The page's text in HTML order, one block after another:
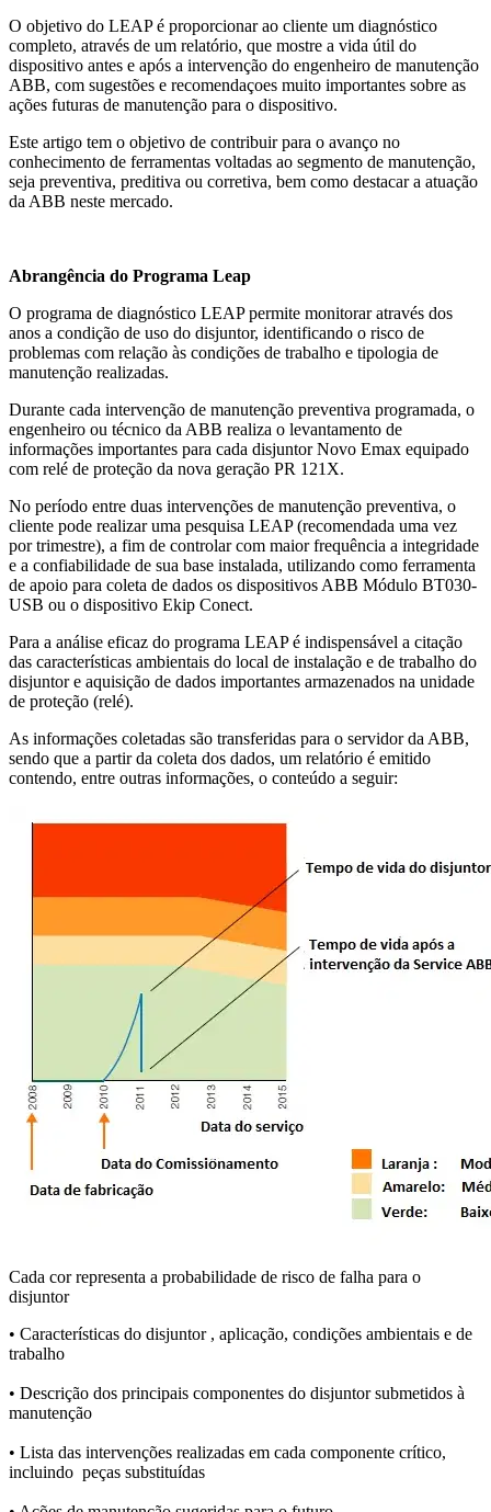
O objetivo do LEAP é proporcionar ao cliente um diagnóstico
completo, através de um relatório, que mostre a vida útil do
dispositivo antes e após a intervenção do engenheiro de manutenção
ABB, com sugestões e recomendaçoes muito importantes sobre as
ações futuras de manutenção para o dispositivo.
Este artigo tem o objetivo de contribuir para o avanço no
conhecimento de ferramentas voltadas ao segmento de manutenção,
seja preventiva, preditiva ou corretiva, bem como destacar a atuação
da ABB neste mercado.
Abrangência do Programa Leap
O programa de diagnóstico LEAP permite monitorar através dos
anos a condição de uso do disjuntor, identificando o risco de
problemas com relação às condições de trabalho e tipologia de
manutenção realizadas.
Durante cada intervenção de manutenção preventiva programada, o
engenheiro ou técnico da ABB realiza o levantamento de
informações importantes para cada disjuntor Novo Emax equipado
com relé de proteção da nova geração PR 121X.
No período entre duas intervenções de manutenção preventiva, o
cliente pode realizar uma pesquisa LEAP (recomendada uma vez
por trimestre), a fim de controlar com maior frequência a integridade
e a confiabilidade de sua base instalada, utilizando como ferramenta
de apoio para coleta de dados os dispositivos ABB Módulo BT030-
USB ou o dispositivo Ekip Conect.
Para a análise eficaz do programa LEAP é indispensável a citação
das características ambientais do local de instalação e de trabalho do
disjuntor e aquisição de dados importantes armazenados na unidade
de proteção (relé).
As informações coletadas são transferidas para o servidor da ABB,
sendo que a partir da coleta dos dados, um relatório é emitido
contendo, entre outras informações, o conteúdo a seguir:
Cada cor representa a probabilidade de risco de falha para o
disjuntor
• Características do disjuntor , aplicação, condições ambientais e de
trabalho
• Descrição dos principais componentes do disjuntor submetidos à
manutenção
• Lista das intervenções realizadas em cada componente crítico,
incluindo peças substituídas